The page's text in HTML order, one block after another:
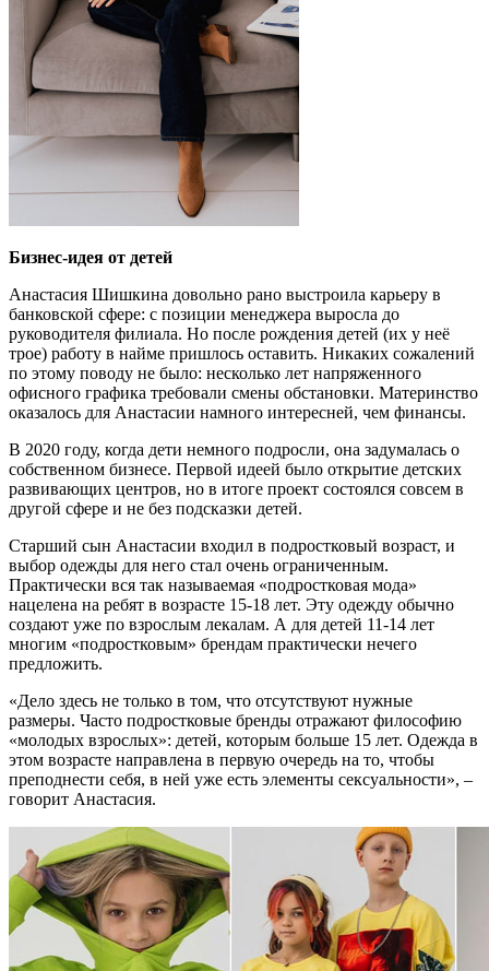
Бизнес-идея от детей
Анастасия Шишкина довольно рано выстроила карьеру в
банковской сфере: с позиции менеджера выросла до
руководителя филиала. Но после рождения детей (их у неё
трое) работу в найме пришлось оставить. Никаких сожалений
по этому поводу не было: несколько лет напряженного
офисного графика требовали смены обстановки. Материнство
оказалось для Анастасии намного интересней, чем финансы.
В 2020 году, когда дети немного подросли, она задумалась о
собственном бизнесе. Первой идеей было открытие детских
развивающих центров, но в итоге проект состоялся совсем в
другой сфере и не без подсказки детей.
Старший сын Анастасии входил в подростковый возраст, и
выбор одежды для него стал очень ограниченным.
Практически вся так называемая «подростковая мода»
нацелена на ребят в возрасте 15-18 лет. Эту одежду обычно
создают уже по взрослым лекалам. А для детей 11-14 лет
многим «подростковым» брендам практически нечего
предложить.
«Дело здесь не только в том, что отсутствуют нужные
размеры. Часто подростковые бренды отражают философию
«молодых взрослых»: детей, которым больше 15 лет. Одежда в
этом возрасте направлена в первую очередь на то, чтобы
преподнести себя, в ней уже есть элементы сексуальности», –
говорит Анастасия.